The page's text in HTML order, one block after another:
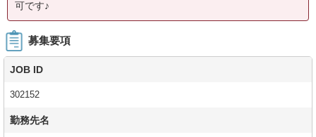
可です♪
募集要項
JOB ID
302152
勤務先名